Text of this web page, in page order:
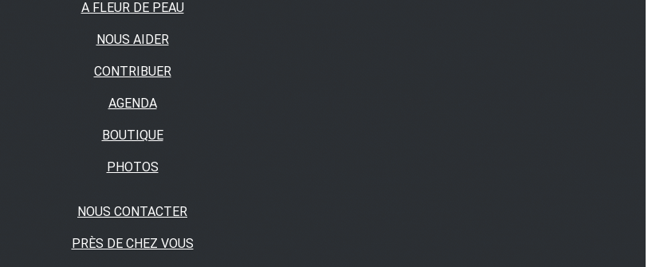
A FLEUR DE PEAU
NOUS AIDER
CONTRIBUER
AGENDA
BOUTIQUE
PHOTOS
NOUS CONTACTER
PRÈS DE CHEZ VOUS